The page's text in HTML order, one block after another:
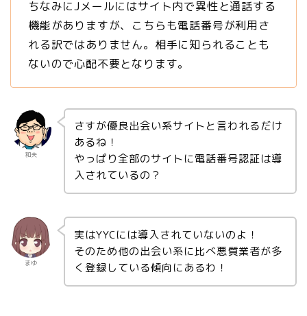
ちなみにJメールにはサイト内で異性と通話する
機能がありますが、こちらも電話番号が利用さ
れる訳ではありません。相手に知られることも
ないので心配不要となります。
和夫
さすが優良出会い系サイトと言われるだけ
あるね！
やっぱり全部のサイトに電話番号認証は導
入されているの？
まゆ
実はYYCには導入されていないのよ！
そのため他の出会い系に比べ悪質業者が多
く登録している傾向にあるわ！